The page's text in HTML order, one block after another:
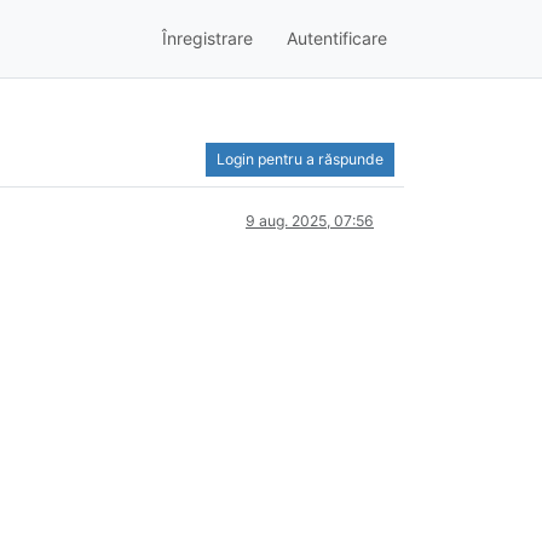
Înregistrare Autentificare
Login pentru a răspunde
9 aug. 2025, 07:56